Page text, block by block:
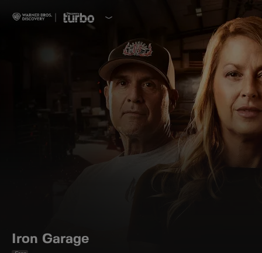
Iron Garage